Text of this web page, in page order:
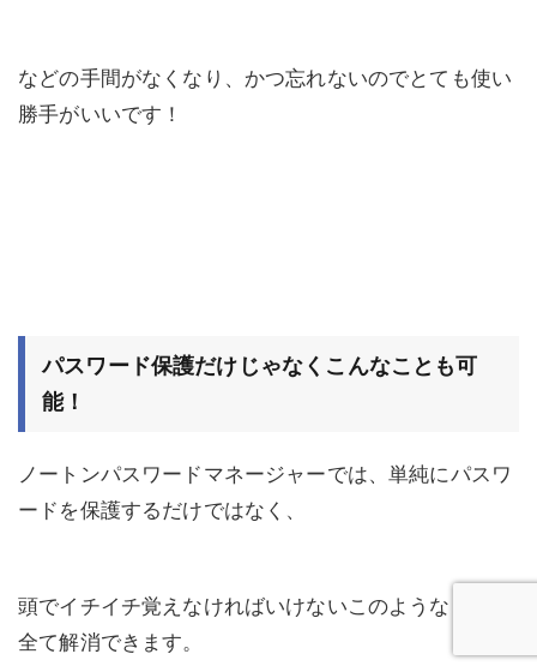
などの手間がなくなり、かつ忘れないのでとても使い
勝手がいいです！
パスワード保護だけじゃなくこんなことも可
能！
ノートンパスワードマネージャーでは、単純にパスワ
ードを保護するだけではなく、
頭でイチイチ覚えなければいけないこのようなことを
全て解消できます。